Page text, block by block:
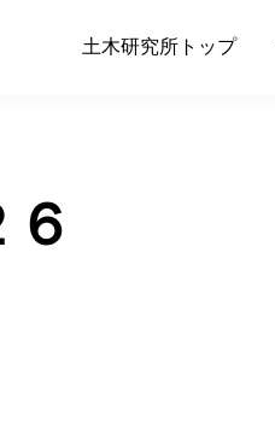
土木研究所トップ